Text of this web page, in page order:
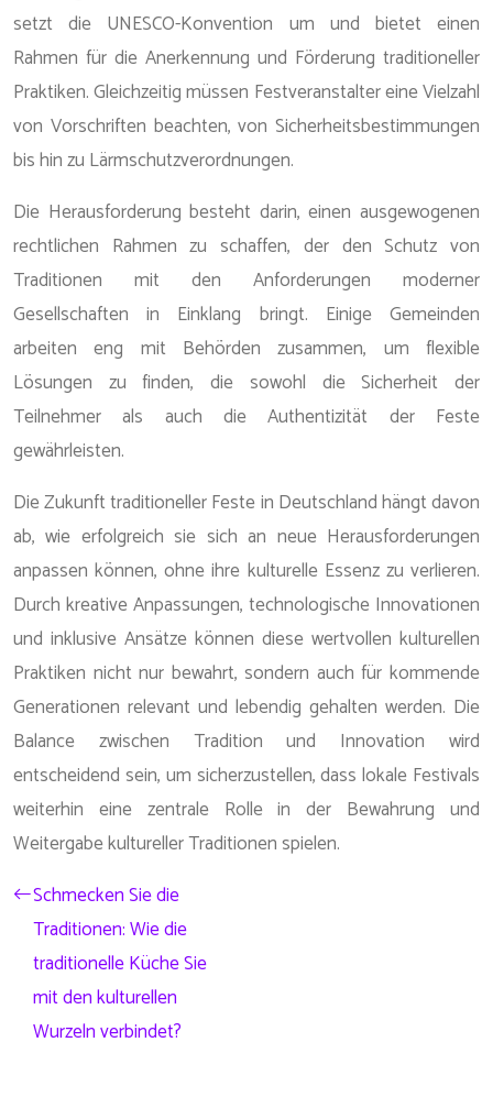
setzt die UNESCO-Konvention um und bietet einen
Rahmen für die Anerkennung und Förderung traditioneller
Praktiken. Gleichzeitig müssen Festveranstalter eine Vielzahl
von Vorschriften beachten, von Sicherheitsbestimmungen
bis hin zu Lärmschutzverordnungen.
Die Herausforderung besteht darin, einen ausgewogenen
rechtlichen Rahmen zu schaffen, der den Schutz von
Traditionen mit den Anforderungen moderner
Gesellschaften in Einklang bringt. Einige Gemeinden
arbeiten eng mit Behörden zusammen, um flexible
Lösungen zu finden, die sowohl die Sicherheit der
Teilnehmer als auch die Authentizität der Feste
gewährleisten.
Die Zukunft traditioneller Feste in Deutschland hängt davon
ab, wie erfolgreich sie sich an neue Herausforderungen
anpassen können, ohne ihre kulturelle Essenz zu verlieren.
Durch kreative Anpassungen, technologische Innovationen
und inklusive Ansätze können diese wertvollen kulturellen
Praktiken nicht nur bewahrt, sondern auch für kommende
Generationen relevant und lebendig gehalten werden. Die
Balance zwischen Tradition und Innovation wird
entscheidend sein, um sicherzustellen, dass lokale Festivals
weiterhin eine zentrale Rolle in der Bewahrung und
Weitergabe kultureller Traditionen spielen.
Schmecken Sie die
Traditionen: Wie die
traditionelle Küche Sie
mit den kulturellen
Wurzeln verbindet?